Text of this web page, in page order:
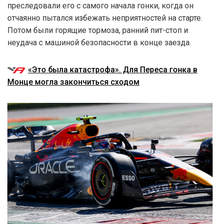
преследовали его с самого начала гонки, когда он
отчаянно пытался избежать неприятностей на старте.
Потом были горящие тормоза, ранний пит-стоп и
неудача с машиной безопасности в конце заезда.
«Это была катастрофа». Для Переса гонка в
Монце могла закончиться сходом